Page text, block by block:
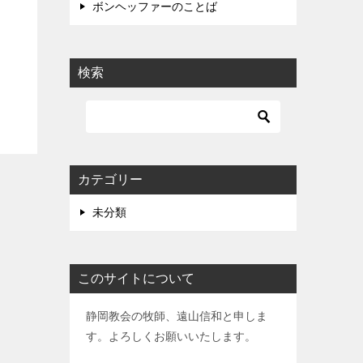
ボンヘッファーのことば
検索
カテゴリー
未分類
このサイトについて
静岡教会の牧師、遠山信和と申しま
す。よろしくお願いいたします。